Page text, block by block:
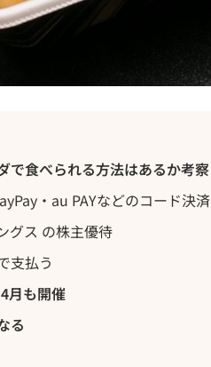
で食べられる方法はあるか考察
・au PAYなどのコード決済
グス の株主優待
支払う
月も開催
る